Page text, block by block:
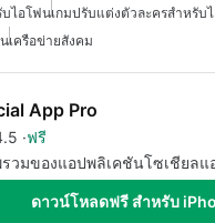
ไอโฟนเกมปรับแต่งตัวละครสำหรับ
เครือข่ายสังคม
App Pro
ฟรี
วมของแอปพลิเคชันโซเชียลแ
ดาวน์โหลดฟรี สำหรับ